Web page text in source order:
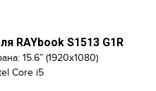
RAYbook S1513 G1R
15.6” (1920x1080)
Core i5